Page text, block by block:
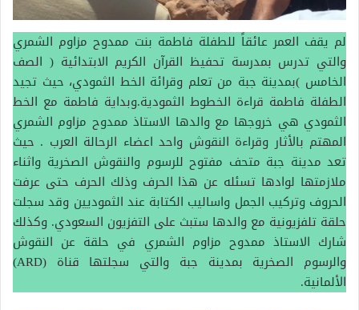
لم يقف العمر عائقاً للطفلة فاطمة بنت ممدوح مزاوم الشمري
والتي تدرس بمدرسة تحفيظ القرآن الكريم الابتدائية ( الصف
الخامس )بمدينة جبة من تعلم وقرائة الخط الثمودي، حيث تجيد
الطفلة فاطمة قراءة الخطوط الثمودية.وبداية فاطمة مع الخط
الثمودي هي خروجها مع والدها الاستاذ ممدوح مزاوم الشمري
المهتم بالأثار وقراءة النقوش واحد اعضاء الرحالة العرب . حيث
تعد مدينة جبة متحف مفتوح للرسوم والنقوش الصخرية واثناء
ملازمتها لوادها تسئله عن هذا الحرف وذلك الحرف حتى عرفت
الحروف وتركيب الجمل واساليب الكتابة عند الثموديين وقد سجلت
حلقة تلفزيونية مع والدها ستبث على التفزيون السعودي. وكذلك
شارك الاستاذ ممدوح مزاوم الشمري في حلقة عن النقوش
والرسوم الصخرية بمدينة جبة والتي سجلتها قناة (ARD)
الألمانية.